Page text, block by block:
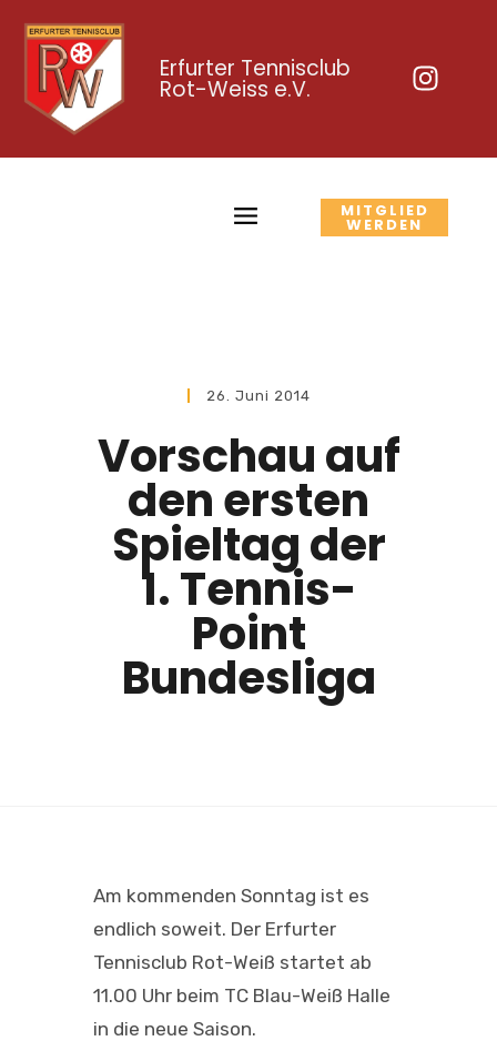
Erfurter Tennisclub
Rot-Weiss e.V.
MITGLIED
WERDEN
26. Juni 2014
Vorschau auf
den ersten
Spieltag der
1. Tennis-
Point
Bundesliga
Am kommenden Sonntag ist es
endlich soweit. Der Erfurter
Tennisclub Rot-Weiß startet ab
11.00 Uhr beim TC Blau-Weiß Halle
in die neue Saison.